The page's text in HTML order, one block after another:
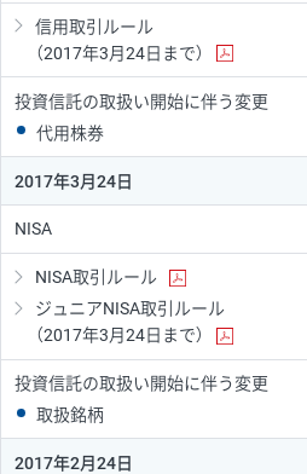
信用取引ルール
（2017年3月24日まで）
投資信託の取扱い開始に伴う変更
代用株券
2017年3月24日
NISA
NISA取引ルール
ジュニアNISA取引ルール
（2017年3月24日まで）
投資信託の取扱い開始に伴う変更
取扱銘柄
2017年2月24日